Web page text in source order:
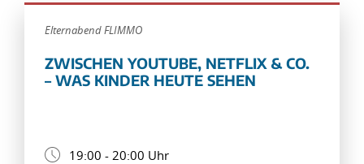
Elternabend FLIMMO
ZWISCHEN YOUTUBE, NETFLIX & CO.
– WAS KINDER HEUTE SEHEN
19:00 - 20:00 Uhr